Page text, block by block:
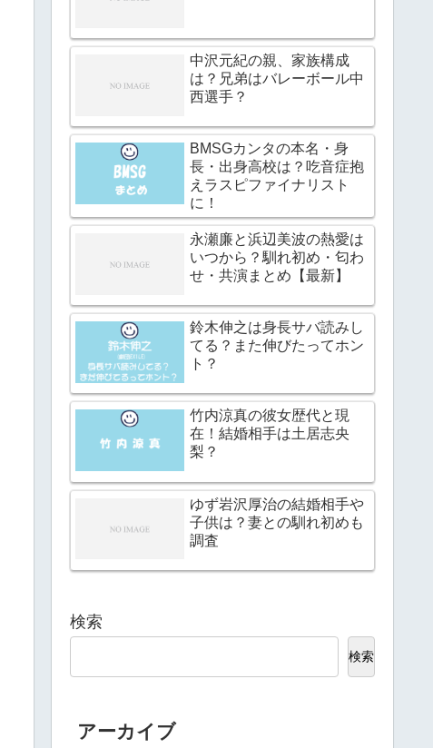
中沢元紀の親、家族構成
は？兄弟はバレーボール中
西選手？
BMSGカンタの本名・身
長・出身高校は？吃音症抱
えラスピファイナリスト
に！
永瀬廉と浜辺美波の熱愛は
いつから？馴れ初め・匂わ
せ・共演まとめ【最新】
鈴木伸之は身長サバ読みし
てる？また伸びたってホン
ト？
竹内涼真の彼女歴代と現
在！結婚相手は土居志央
梨？
ゆず岩沢厚治の結婚相手や
子供は？妻との馴れ初めも
調査
検索
検索
アーカイブ